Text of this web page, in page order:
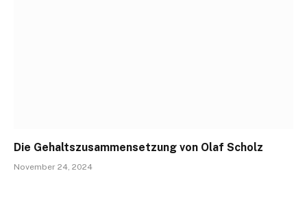
Die Gehaltszusammensetzung von Olaf Scholz
November 24, 2024